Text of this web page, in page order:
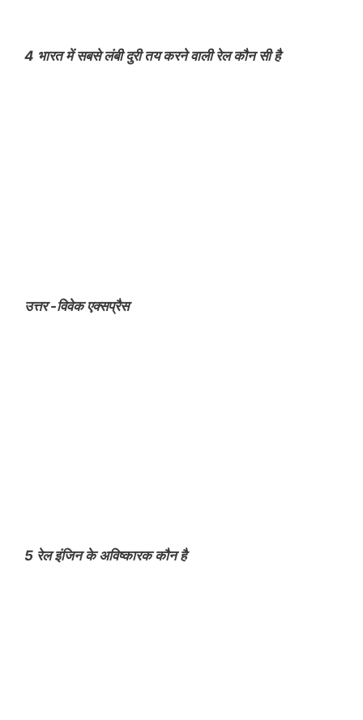
4 भारत में सबसे लंबी दुरी तय करने वाली रेल कौन सी है
उत्तर -विवेक एक्सप्रैस
5 रेल इंजिन के अविष्कारक कौन है